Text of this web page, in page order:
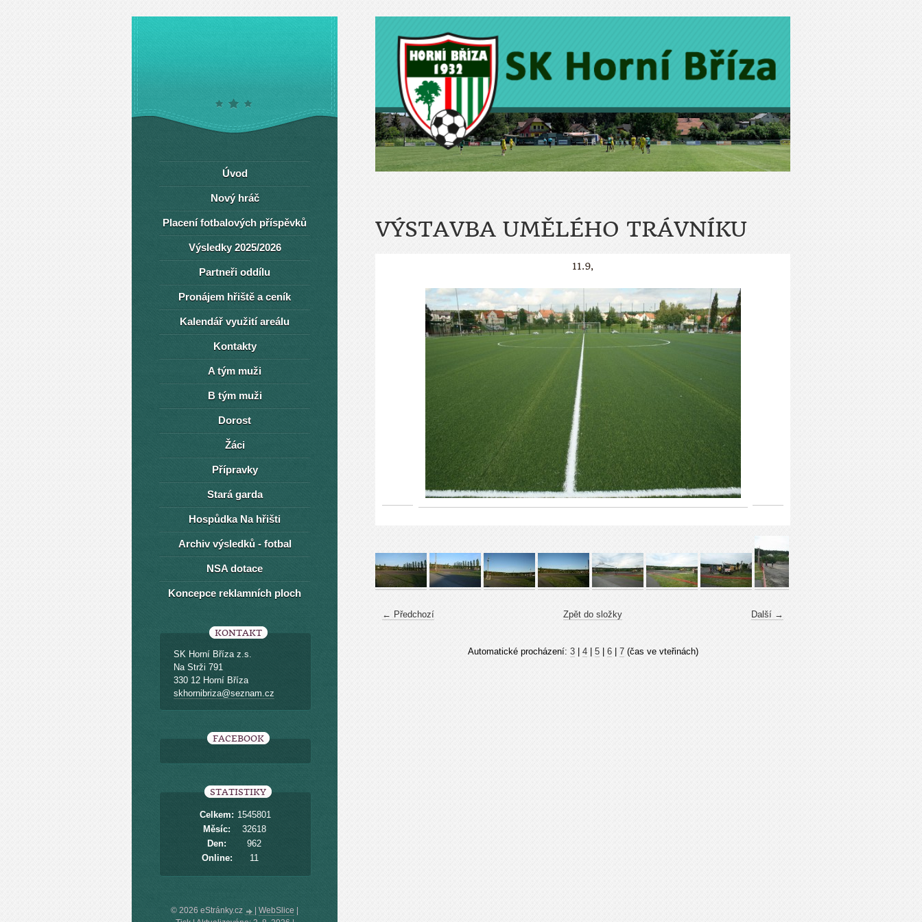
VÝSTAVBA UMĚLÉHO TRÁVNÍKU
11.9,
← Předchozí Další →
Zpět do složky
Automatické procházení: 3| 4| 5| 6| 7(čas ve vteřinách)
Úvod
Nový hráč
Placení fotbalových příspěvků
Výsledky 2025/2026
Partneři oddílu
Pronájem hřiště a ceník
Kalendář využití areálu
Kontakty
A tým muži
B tým muži
Dorost
Žáci
Přípravky
Stará garda
Hospůdka Na hřišti
Archiv výsledků - fotbal
NSA dotace
Koncepce reklamních ploch
KONTAKT
SK Horní Bříza z.s.
Na Strži 791
330 12 Horní Bříza
skhornibriza@seznam.cz
FACEBOOK
STATISTIKY
Online: 11
Celkem: 1545801
Měsíc:
32618
Den:
962
© 2026 eStránky.cz WebSlice